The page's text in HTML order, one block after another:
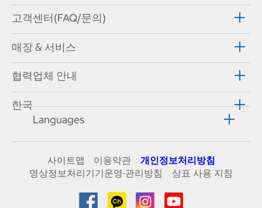
고객센터(FAQ/문의)
매장 & 서비스
협력업체 안내
한국
Languages
사이트맵 이용약관
개인정보처리방침
영상정보처리기기운영·관리방침
상표 사용 지침